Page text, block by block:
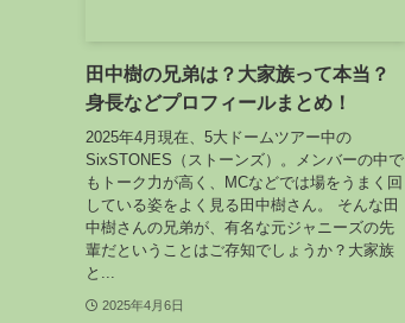
田中樹の兄弟は？大家族って本当？
身長などプロフィールまとめ！
2025年4月現在、5大ドームツアー中の
SixSTONES（ストーンズ）。メンバーの中で
もトーク力が高く、MCなどでは場をうまく回
している姿をよく見る田中樹さん。 そんな田
中樹さんの兄弟が、有名な元ジャニーズの先
輩だということはご存知でしょうか？大家族
と...
2025年4月6日